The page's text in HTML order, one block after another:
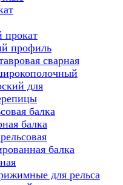
прокат
профиль
сварная
для
балка
балка
балка
для рельса